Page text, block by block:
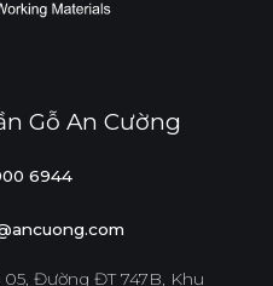
Gỗ An Cường
6944
6944
Đường ĐT 747B, Khu